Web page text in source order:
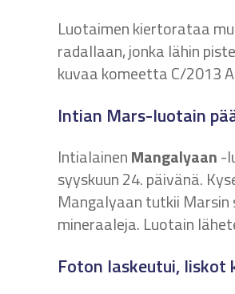
Luotaimen kiertorataa
radallaan, jonka lähin
kuvaa komeetta C/2013
Intian Mars-luotain
IntialainenMangalyaan-
syyskuun 24. päivänä.
Mangalyaan tutkii
mineraaleja. Luotain
Foton laskeutui, liskot